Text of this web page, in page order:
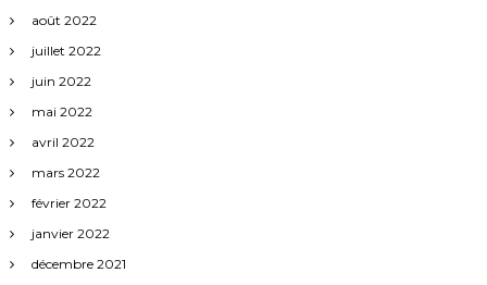
août 2022
juillet 2022
juin 2022
mai 2022
avril 2022
mars 2022
février 2022
janvier 2022
décembre 2021